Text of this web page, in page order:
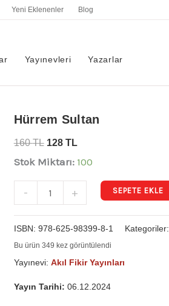
Yeni Eklenenler Blog
Yayınevleri Yazarlar
Hürrem Sultan
160TL 128 TL
Stok Miktarı: 100
-
Hürrem
+ SEPETE EKLE
ISBN: 978-625-98399-8-1 Kategoriler:
Bu ürün 349 kez görüntülendi
Yayınevi: Akıl Fikir Yayınları
Yayın Tarihi: 06.12.2024